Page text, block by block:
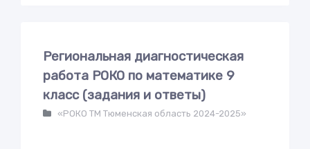
Региональная диагностическая
работа РОКО по математике 9
класс (задания и ответы)
«РОКО ТМ Тюменская область 2024-2025»